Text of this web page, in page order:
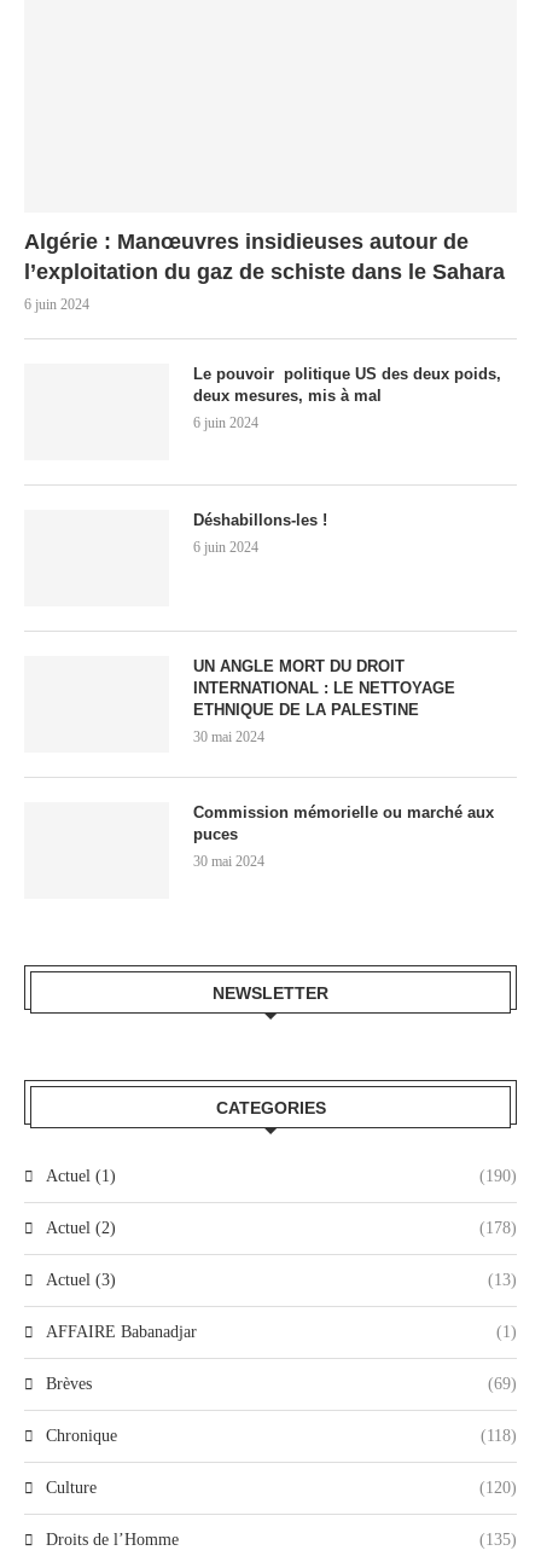
Algérie : Manœuvres insidieuses autour de
l’exploitation du gaz de schiste dans le Sahara
6 juin 2024
Le pouvoir politique US des deux poids,
deux mesures, mis à mal
6 juin 2024
Déshabillons-les !
6 juin 2024
UN ANGLE MORT DU DROIT
INTERNATIONAL : LE NETTOYAGE
ETHNIQUE DE LA PALESTINE
30 mai 2024
Commission mémorielle ou marché aux
puces
30 mai 2024
NEWSLETTER
CATEGORIES
Actuel (1) (190)
Actuel (2) (178)
Actuel (3) (13)
AFFAIRE Babanadjar (1)
Brèves (69)
Chronique (118)
Culture (120)
Droits de l’Homme (135)